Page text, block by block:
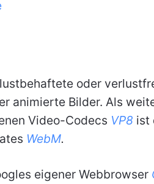
oder
animierte Bilder. Als
Video-Codecs VP8 ist
WebM.
eigener Webbrowser